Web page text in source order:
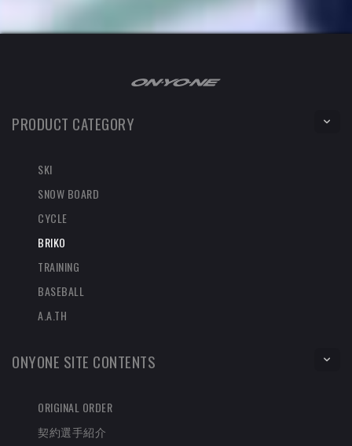
PRODUCT CATEGORY
SKI
SNOW BOARD
CYCLE
BRIKO
TRAINING
BASEBALL
A.A.TH
ONYONE SITE CONTENTS
ORIGINAL ORDER
契約選手紹介